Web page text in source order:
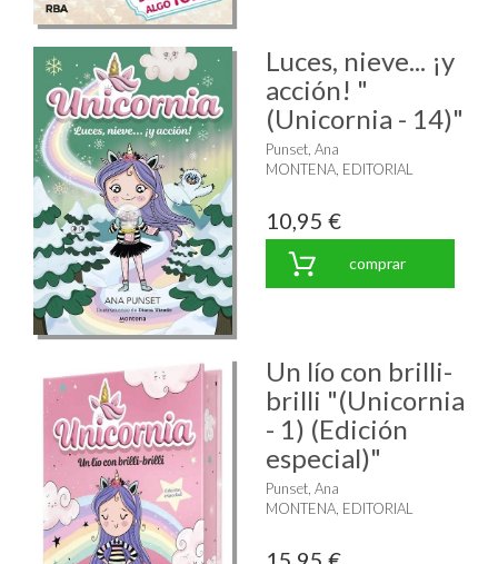
Luces, nieve... ¡y
acción! "
(Unicornia - 14)"
Punset, Ana
MONTENA, EDITORIAL
10,95 €
comprar
Un lío con brilli-
brilli "(Unicornia
- 1) (Edición
especial)"
Punset, Ana
MONTENA, EDITORIAL